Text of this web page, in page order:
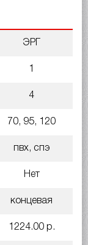
ЭРГ
1
4
70, 95, 120
пвх, спэ
Нет
концевая
1224.00 р.